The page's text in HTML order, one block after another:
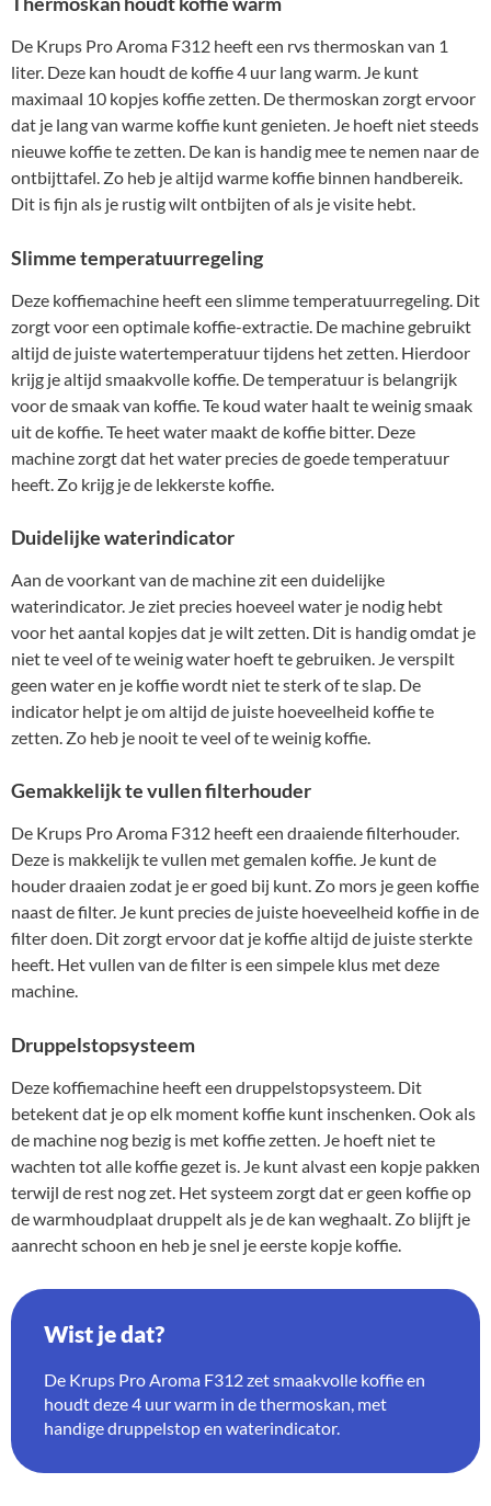
De Krups Pro Aroma F312 heeft een rvs thermoskan van 1
liter. Deze kan houdt de koffie 4 uur lang warm. Je kunt
maximaal 10 kopjes koffie zetten. De thermoskan zorgt ervoor
dat je lang van warme koffie kunt genieten. Je hoeft niet steeds
nieuwe koffie te zetten. De kan is handig mee te nemen naar de
ontbijttafel. Zo heb je altijd warme koffie binnen handbereik.
Dit is fijn als je rustig wilt ontbijten of als je visite hebt.
Slimme temperatuurregeling
Deze koffiemachine heeft een slimme temperatuurregeling. Dit
zorgt voor een optimale koffie-extractie. De machine gebruikt
altijd de juiste watertemperatuur tijdens het zetten. Hierdoor
krijg je altijd smaakvolle koffie. De temperatuur is belangrijk
voor de smaak van koffie. Te koud water haalt te weinig smaak
uit de koffie. Te heet water maakt de koffie bitter. Deze
machine zorgt dat het water precies de goede temperatuur
heeft. Zo krijg je de lekkerste koffie.
Duidelijke waterindicator
Aan de voorkant van de machine zit een duidelijke
waterindicator. Je ziet precies hoeveel water je nodig hebt
voor het aantal kopjes dat je wilt zetten. Dit is handig omdat je
niet te veel of te weinig water hoeft te gebruiken. Je verspilt
geen water en je koffie wordt niet te sterk of te slap. De
indicator helpt je om altijd de juiste hoeveelheid koffie te
zetten. Zo heb je nooit te veel of te weinig koffie.
Gemakkelijk te vullen filterhouder
De Krups Pro Aroma F312 heeft een draaiende filterhouder.
Deze is makkelijk te vullen met gemalen koffie. Je kunt de
houder draaien zodat je er goed bij kunt. Zo mors je geen koffie
naast de filter. Je kunt precies de juiste hoeveelheid koffie in de
filter doen. Dit zorgt ervoor dat je koffie altijd de juiste sterkte
heeft. Het vullen van de filter is een simpele klus met deze
machine.
Druppelstopsysteem
Deze koffiemachine heeft een druppelstopsysteem. Dit
betekent dat je op elk moment koffie kunt inschenken. Ook als
de machine nog bezig is met koffie zetten. Je hoeft niet te
wachten tot alle koffie gezet is. Je kunt alvast een kopje pakken
terwijl de rest nog zet. Het systeem zorgt dat er geen koffie op
de warmhoudplaat druppelt als je de kan weghaalt. Zo blijft je
aanrecht schoon en heb je snel je eerste kopje koffie.
Wist je dat?
De Krups Pro Aroma F312 zet smaakvolle koffie en
houdt deze 4 uur warm in de thermoskan, met
handige druppelstop en waterindicator.